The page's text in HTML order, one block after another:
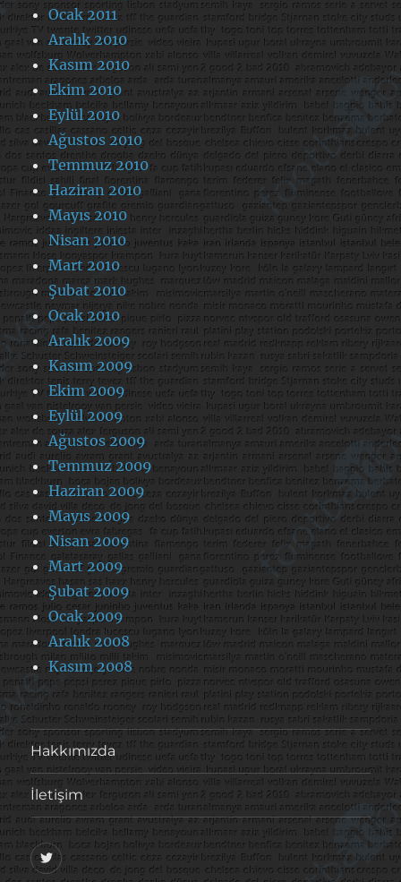
Ocak 2011
Aralık 2010
Kasım 2010
Ekim 2010
Eylül 2010
Ağustos 2010
Temmuz 2010
Haziran 2010
Mayıs 2010
Nisan 2010
Mart 2010
Şubat 2010
Ocak 2010
Aralık 2009
Kasım 2009
Ekim 2009
Eylül 2009
Ağustos 2009
Temmuz 2009
Haziran 2009
Mayıs 2009
Nisan 2009
Mart 2009
Şubat 2009
Ocak 2009
Aralık 2008
Kasım 2008
Hakkımızda
İletişim
@footballove